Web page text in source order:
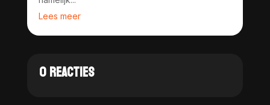
Lees meer
0 REACTIES